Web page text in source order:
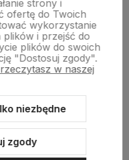
strony i
ofertę do Twoich
wykorzystanie
i przejść do
plików do swoich
"Dostosuj zgody".
w naszej
niezbędne
zgody